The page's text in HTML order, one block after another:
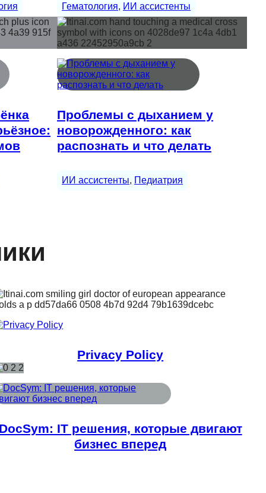
Гематология, ИИ ассистенты
Проблемы с дыханием у
новорожденного: как
распознать и что делать
ИИ ассистенты, Педиатрия
Privacy Policy
DocSym: IT решения, которые двигают
бизнес вперед